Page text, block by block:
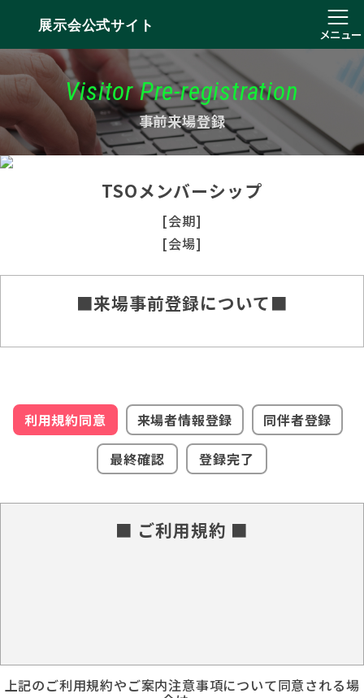
展示会公式サイト
メニュー
Visitor Pre-registration
事前来場登録
TSOメンバーシップ
[会期]
[会場]
■来場事前登録について■
利用規約同意 来場者情報登録
同伴者登録
最終確認
登録完了
■ ご利用規約 ■
上記のご利用規約やご案内注意事項について同意される場